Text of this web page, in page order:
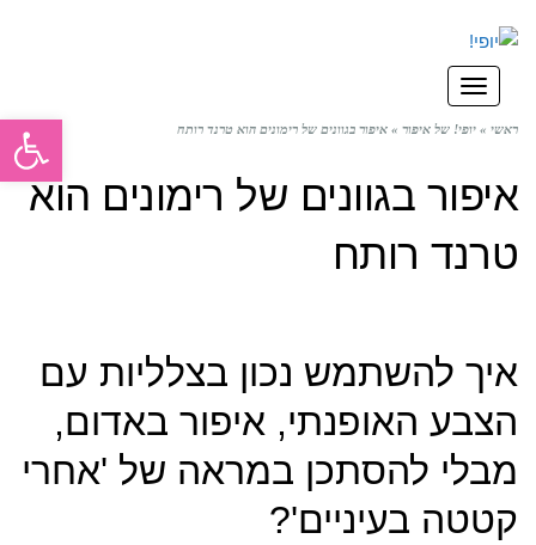
תפריט
ראשי » יופי! של איפור » איפור בגוונים של רימונים הוא טרנד רותח
איפור בגוונים של רימונים הוא
טרנד רותח
איך להשתמש נכון בצלליות עם
הצבע האופנתי, איפור באדום,
מבלי להסתכן במראה של 'אחרי
קטטה בעיניים'?
פתח